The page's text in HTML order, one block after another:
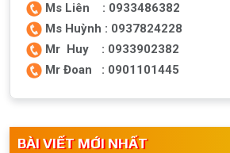
Ms Liên : 0933486382
Ms Huỳnh : 0937824228
Mr Huy : 0933902382
Mr Đoan : 0901101445
BÀI VIẾT MỚI NHẤT